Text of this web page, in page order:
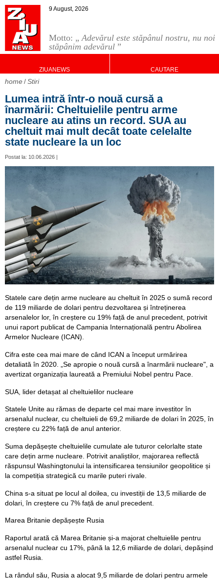
Motto: „Adevărul este stăpânul nostru, nu noi
stăpânim adevărul ”
9 August, 2026
ZIUANEWS CAUTARE
home Stiri
Lumea intră într-o nouă cursă a
înarmării: Cheltuielile pentru arme
nucleare au atins un record. SUA au
cheltuit mai mult decât toate celelalte
state nucleare la un loc
Postat la: 10.06.2026 |
Statele care dețin arme nucleare au cheltuit în 2025 o sumă record
de 119 miliarde de dolari pentru dezvoltarea și întreținerea
arsenalelor lor, în creștere cu 19% față de anul precedent, potrivit
unui raport publicat de Campania Internațională pentru Abolirea
Armelor Nucleare (ICAN).
Cifra este cea mai mare de când ICAN a început urmărirea
detaliată în 2020. „Se apropie o nouă cursă a înarmării nucleare", a
avertizat organizația laureată a Premiului Nobel pentru Pace.
SUA, lider detașat al cheltuielilor nucleare
Statele Unite au rămas de departe cel mai mare investitor în
arsenalul nuclear, cu cheltuieli de 69,2 miliarde de dolari în 2025, în
creștere cu 22% față de anul anterior.
Suma depășește cheltuielile cumulate ale tuturor celorlalte state
care dețin arme nucleare. Potrivit analiștilor, majorarea reflectă
răspunsul Washingtonului la intensificarea tensiunilor geopolitice și
la competiția strategică cu marile puteri rivale.
China s-a situat pe locul al doilea, cu investiții de 13,5 miliarde de
dolari, în creștere cu 7% față de anul precedent.
Marea Britanie depășește Rusia
Raportul arată că Marea Britanie și-a majorat cheltuielile pentru
arsenalul nuclear cu 17%, până la 12,6 miliarde de dolari, depășind
astfel Rusia.
La rândul său, Rusia a alocat 9,5 miliarde de dolari pentru armele